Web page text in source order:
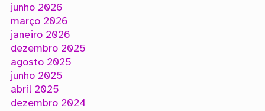
junho 2026
março 2026
janeiro 2026
dezembro 2025
agosto 2025
junho 2025
abril 2025
dezembro 2024